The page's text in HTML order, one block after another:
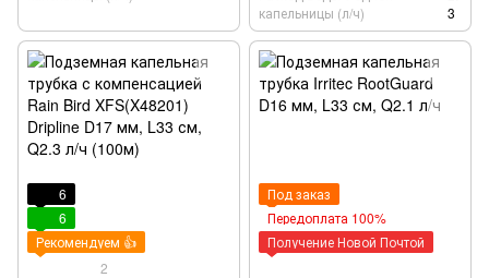
капельницы (л/ч)
3
6
6
Рекомендуем 👍
2
Под заказ
Передоплата 100%
Получение Новой Почтой